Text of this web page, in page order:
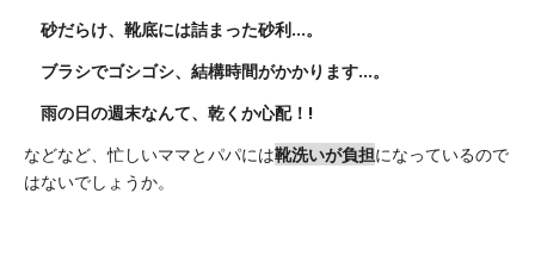
砂だらけ、靴底には詰まった砂利...。
ブラシでゴシゴシ、結構時間がかかります...。
雨の日の週末なんて、乾くか心配！ !
などなど、忙しいママとパパには靴洗いが負担になっているので
はないでしょうか。